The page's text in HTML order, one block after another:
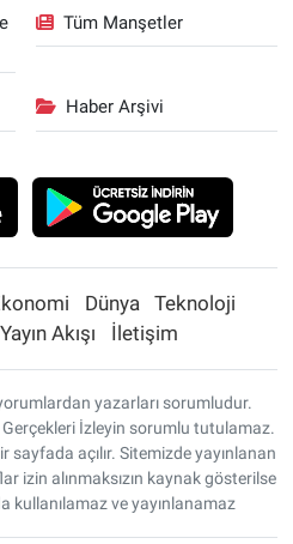
Tüm Manşetler
Haber Arşivi
Dünya
Teknoloji
Yayın Akışı İletişim
yazarları sorumludur.
İzleyin sorumlu tutulamaz.
sayfada açılır. Sitemizde yayınlanan
izin alınmaksızın kaynak gösterilse
kullanılamaz ve yayınlanamaz